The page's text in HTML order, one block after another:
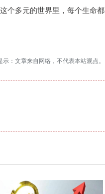
个多元的世界里，每个生命都
示：文章来自网络，不代表本站观点。